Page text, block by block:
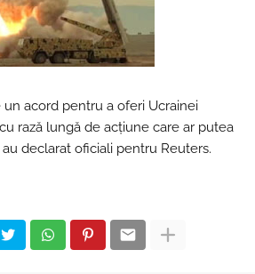
acord pentru a oferi Ucrainei
rază lungă de acțiune care ar putea
declarat oficiali pentru Reuters.